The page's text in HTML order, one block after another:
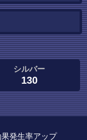
シルバー
130
発生率アップ